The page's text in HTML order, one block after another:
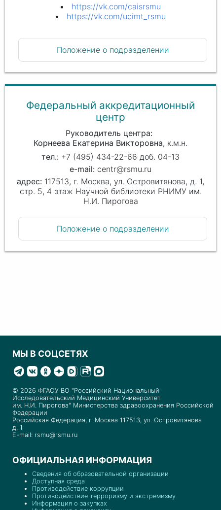
https://vk.com/caisrsmu
https://vk.com/ucimt_rsmu
Положение о подразделении
Федеральный аккредитационный
центр
Руководитель центра
Корнеева Екатерина Викторовна к.м.н.
+7 (495) 434-22-66 доб. 04-13
centr@rsmu.ru
117513, г. Москва, ул. Островитянова, д. 1,
стр. 5, 4 этаж Научной библиотеки РНИМУ им.
Н.И. Пирогова
Положение о подразделении
МЫ В СОЦСЕТЯХ
© 2026 ФГАОУ ВО "Российский Национальный
Исследовательский Медицинский Университет
им. Н.И. Пирогова" Министерства здравоохранения Российской
Федерации
Российская Федерация, г. Москва 117513, ул. Островитянова
д. 1
E-mail: rsmu@rsmu.ru
ОФИЦИАЛЬНАЯ ИНФОРМАЦИЯ
Сведения об образовательной организации
Доступная среда
Противодействие коррупции
Противодействие терроризму и экстремизму
Информация о закупках